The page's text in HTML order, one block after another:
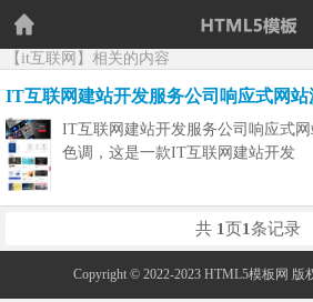
【it互联网】相关的内容
IT互联网建站开发服务公司响应式网站
IT互联网建站开发服务公司响应式
色调，这是一款IT互联网建站开发
共 1页1条记录
Copyright © 2022-2023 HTML5模板网 版